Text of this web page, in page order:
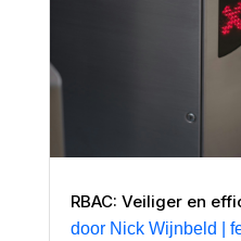
RBAC: Veiliger en
door Nick Wijnbeld